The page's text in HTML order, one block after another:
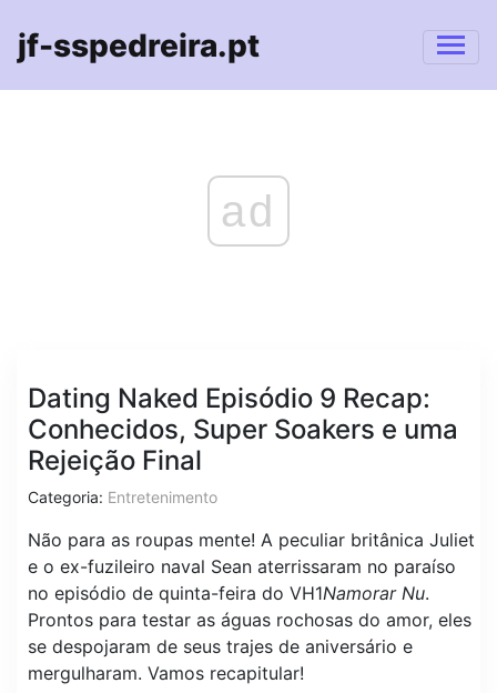
jf-sspedreira.pt
ad
Dating Naked Episódio 9 Recap:
Conhecidos, Super Soakers e uma
Rejeição Final
Categoria: Entretenimento
Não para as roupas mente! A peculiar britânica Juliet
e o ex-fuzileiro naval Sean aterrissaram no paraíso
no episódio de quinta-feira do VH1Namorar Nu.
Prontos para testar as águas rochosas do amor, eles
se despojaram de seus trajes de aniversário e
mergulharam. Vamos recapitular!